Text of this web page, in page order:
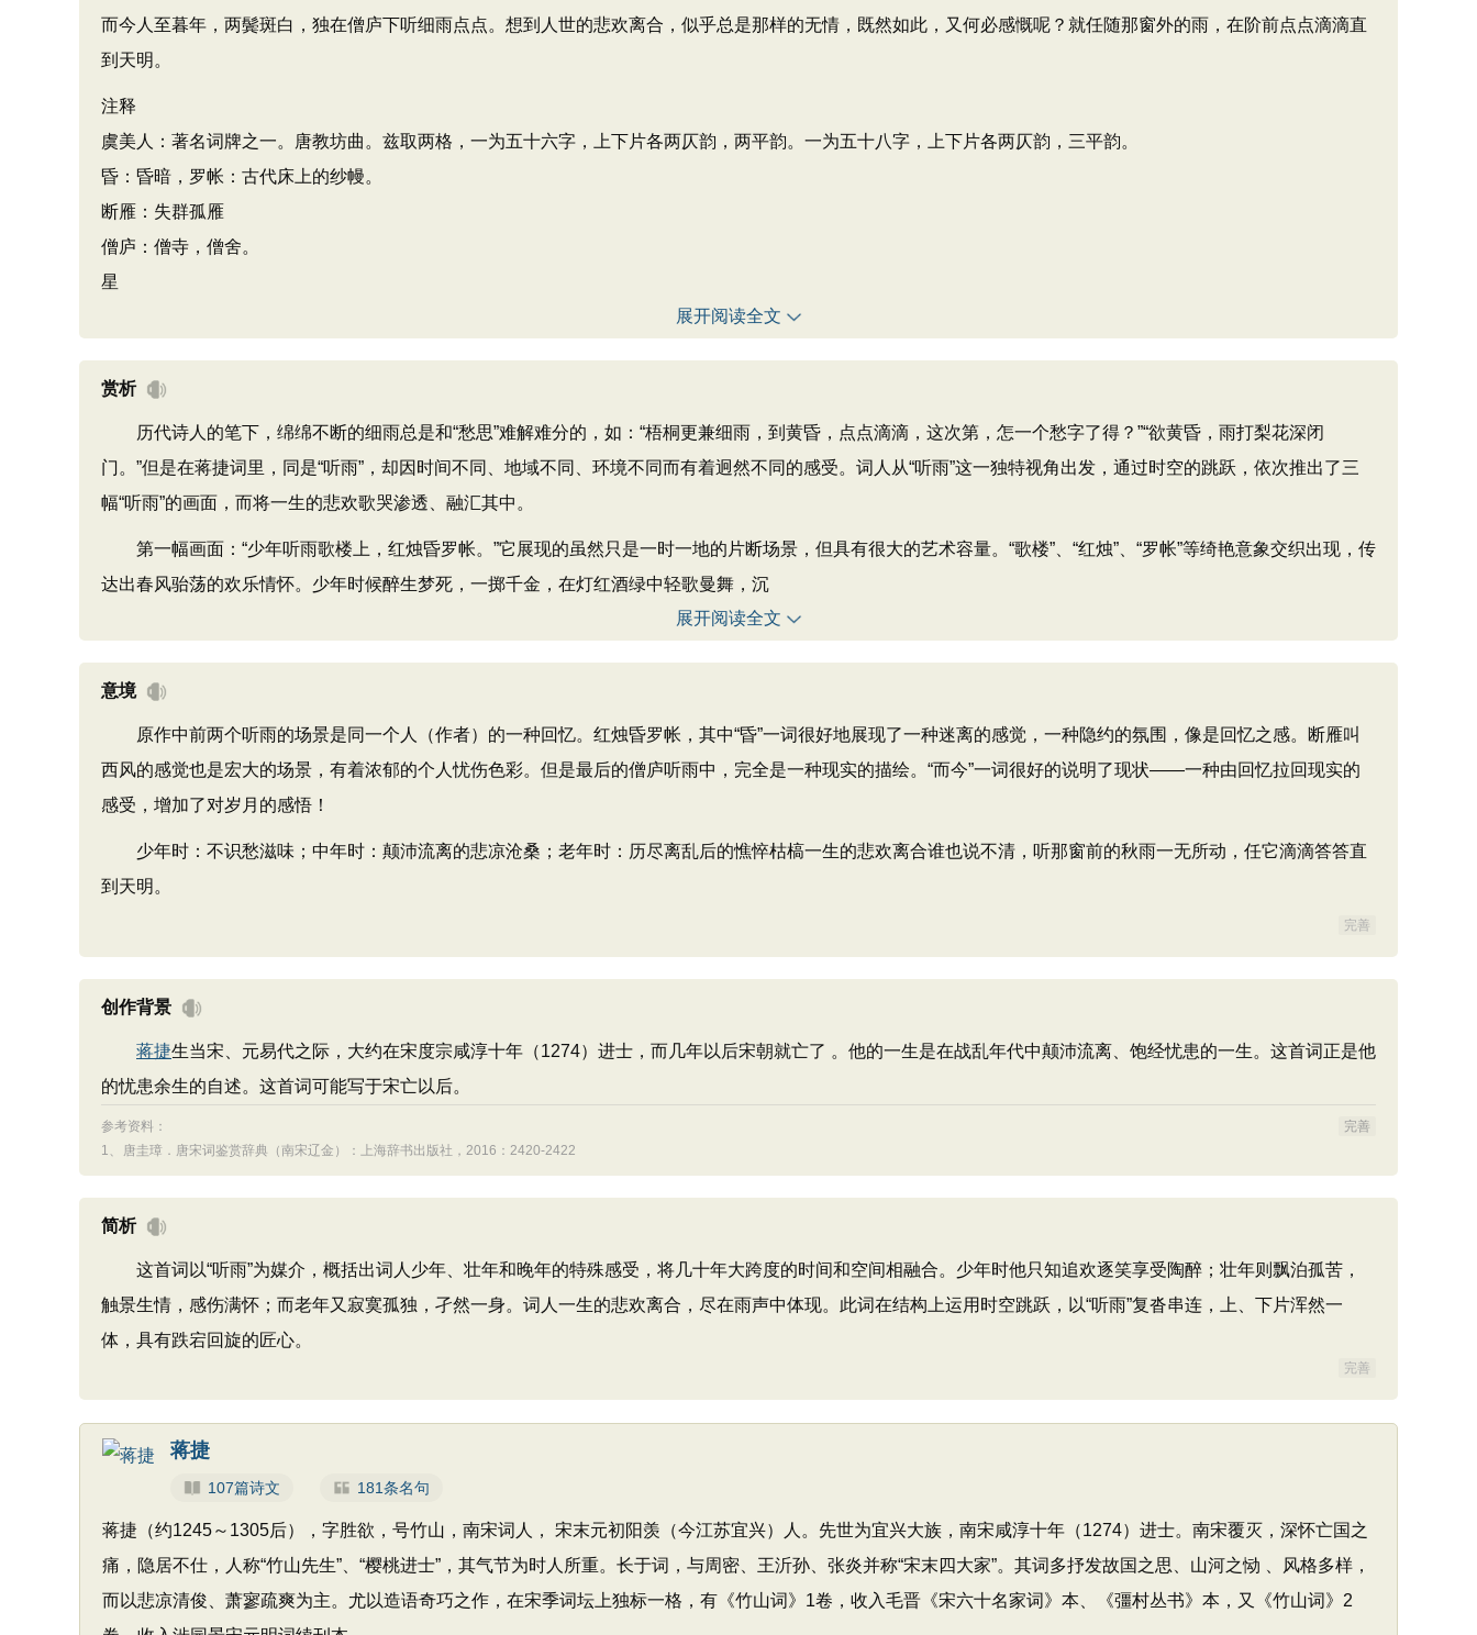
而今人至暮年，两鬓斑白，独在僧庐下听细雨点点。想到人世的悲欢离合，似乎总是那样的无情，既然如此，又何必感慨呢？就任随那窗外的雨，在阶前点点滴滴直
到天明。
注释
虞美人：著名词牌之一。唐教坊曲。兹取两格，一为五十六字，上下片各两仄韵，两平韵。一为五十八字，上下片各两仄韵，三平韵。
昏：昏暗，罗帐：古代床上的纱幔。
断雁：失群孤雁
僧庐：僧寺，僧舍。
星
展开阅读全文
赏析
历代诗人的笔下，绵绵不断的细雨总是和“愁思”难解难分的，如：“梧桐更兼细雨，到黄昏，点点滴滴，这次第，怎一个愁字了得？”“欲黄昏，雨打梨花深闭
门。”但是在蒋捷词里，同是“听雨”，却因时间不同、地域不同、环境不同而有着迥然不同的感受。词人从“听雨”这一独特视角出发，通过时空的跳跃，依次推出了三
幅“听雨”的画面，而将一生的悲欢歌哭渗透、融汇其中。
第一幅画面：“少年听雨歌楼上，红烛昏罗帐。”它展现的虽然只是一时一地的片断场景，但具有很大的艺术容量。“歌楼”、“红烛”、“罗帐”等绮艳意象交织出现，传
达出春风骀荡的欢乐情怀。少年时候醉生梦死，一掷千金，在灯红酒绿中轻歌曼舞，沉
展开阅读全文
意境
原作中前两个听雨的场景是同一个人（作者）的一种回忆。红烛昏罗帐，其中“昏”一词很好地展现了一种迷离的感觉，一种隐约的氛围，像是回忆之感。断雁叫
西风的感觉也是宏大的场景，有着浓郁的个人忧伤色彩。但是最后的僧庐听雨中，完全是一种现实的描绘。“而今”一词很好的说明了现状——一种由回忆拉回现实的
感受，增加了对岁月的感悟！
少年时：不识愁滋味；中年时：颠沛流离的悲凉沧桑；老年时：历尽离乱后的憔悴枯槁一生的悲欢离合谁也说不清，听那窗前的秋雨一无所动，任它滴滴答答直
到天明。
完善
创作背景
蒋捷生当宋、元易代之际，大约在宋度宗咸淳十年（1274）进士，而几年以后宋朝就亡了 。他的一生是在战乱年代中颠沛流离、饱经忧患的一生。这首词正是他
的忧患余生的自述。这首词可能写于宋亡以后。
参考资料：
完善
1、
唐圭璋．唐宋词鉴赏辞典（南宋辽金）：上海辞书出版社，2016：2420-2422
简析
这首词以“听雨”为媒介，概括出词人少年、壮年和晚年的特殊感受，将几十年大跨度的时间和空间相融合。少年时他只知追欢逐笑享受陶醉；壮年则飘泊孤苦，
触景生情，感伤满怀；而老年又寂寞孤独，孑然一身。词人一生的悲欢离合，尽在雨声中体现。此词在结构上运用时空跳跃，以“听雨”复沓串连，上、下片浑然一
体，具有跌宕回旋的匠心。
完善
蒋捷
107篇诗文 181条名句
蒋捷（约1245～1305后），字胜欲，号竹山，南宋词人， 宋末元初阳羡（今江苏宜兴）人。先世为宜兴大族，南宋咸淳十年（1274）进士。南宋覆灭，深怀亡国之
痛，隐居不仕，人称“竹山先生”、“樱桃进士”，其气节为时人所重。长于词，与周密、王沂孙、张炎并称“宋末四大家”。其词多抒发故国之思、山河之恸 、风格多样，
而以悲凉清俊、萧寥疏爽为主。尤以造语奇巧之作，在宋季词坛上独标一格，有《竹山词》1卷，收入毛晋《宋六十名家词》本、《彊村丛书》本，又《竹山词》2